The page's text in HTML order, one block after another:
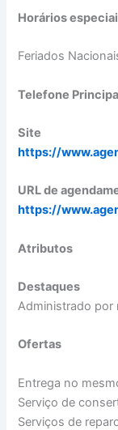
Horários
Feriados
Telefone
Site
https://
URL de
https://
Atributos
Destaques
Administrado por
Ofertas
Entrega no
Serviço de
Serviços de